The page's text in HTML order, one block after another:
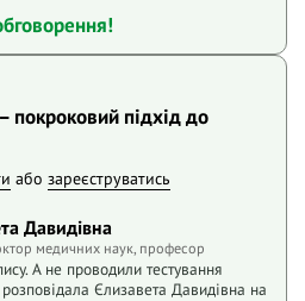
покроковий підхід до
або зареєструватись
Давидівна
медичних наук, професор
А не проводили тестування
розповідала Єлизавета Давидівна на